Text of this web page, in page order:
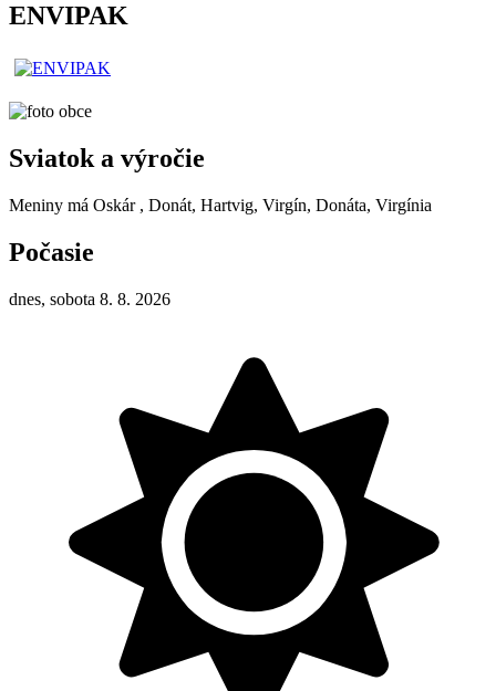
ENVIPAK
Sviatok a výročie
Meniny má Oskár , Donát, Hartvig, Virgín, Donáta, Virgínia
Počasie
dnes, sobota 8. 8. 2026